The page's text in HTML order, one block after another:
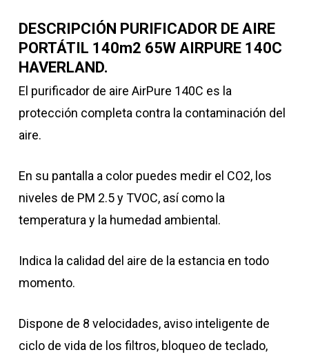
DESCRIPCIÓN PURIFICADOR DE AIRE
PORTÁTIL 140m2 65W AIRPURE 140C
HAVERLAND.
El purificador de aire AirPure 140C es la
protección completa contra la contaminación del
aire.
En su pantalla a color puedes medir el CO2, los
niveles de PM 2.5 y TVOC, así como la
temperatura y la humedad ambiental.
Indica la calidad del aire de la estancia en todo
momento.
Dispone de 8 velocidades, aviso inteligente de
ciclo de vida de los filtros, bloqueo de teclado,